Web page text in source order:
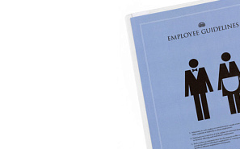
Мы рекомендуем